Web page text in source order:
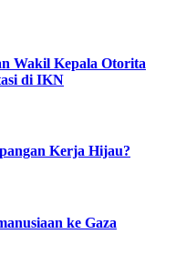
Wakil Kepala Otorita
di IKN
Kerja Hijau?
ke Gaza